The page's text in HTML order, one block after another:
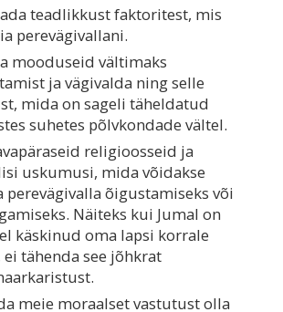
teadlikkust faktoritest, mis
perevägivallani.
mooduseid vältimaks
ja vägivalda ning selle
mida on sageli täheldatud
suhetes põlvkondade vältel.
religioosseid ja
uskumusi, mida võidakse
perevägivalla õigustamiseks või
Näiteks kui Jumal on
käskinud oma lapsi korrale
tähenda see jõhkrat
meie moraalset vastutust olla